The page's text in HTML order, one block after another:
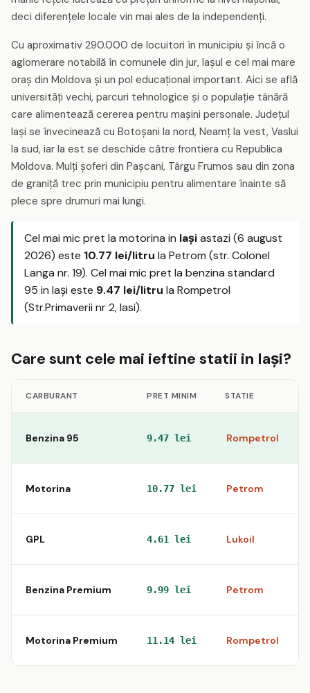
deci diferențele locale vin mai ales de la independenți.
Cu aproximativ 290.000 de locuitori în municipiu și încă o
aglomerare notabilă în comunele din jur, Iașul e cel mai mare
oraș din Moldova și un pol educațional important. Aici se află
universități vechi, parcuri tehnologice și o populație tânără
care alimentează cererea pentru mașini personale. Județul
Iași se învecinează cu Botoșani la nord, Neamț la vest, Vaslui
la sud, iar la est se deschide către frontiera cu Republica
Moldova. Mulți șoferi din Pașcani, Târgu Frumos sau din zona
de graniță trec prin municipiu pentru alimentare înainte să
plece spre drumuri mai lungi.
Cel mai mic pret la motorina in Iaşiastazi (6 august
2026) este 10.77 lei/litru la Petrom (str. Colonel
Langa nr. 19). Cel mai mic pret la benzina standard
95 in Iaşi este 9.47 lei/litru la Rompetrol
(Str.Primaverii nr 2, Iasi).
Care sunt cele mai ieftine statii in Iaşi?
CARBURANT PRET MINIM STATIE
Benzina 95 9.47 lei Rompetrol
Motorina 10.77 lei Petrom
GPL 4.61 lei Lukoil
Benzina Premium 9.99 lei Petrom
Motorina Premium 11.14 lei Rompetrol